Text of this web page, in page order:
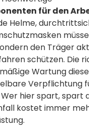
für den
Helme,
den Träger
schützen. Die
Wartung
Verpflichtung
hier spart, spart
kostet immer